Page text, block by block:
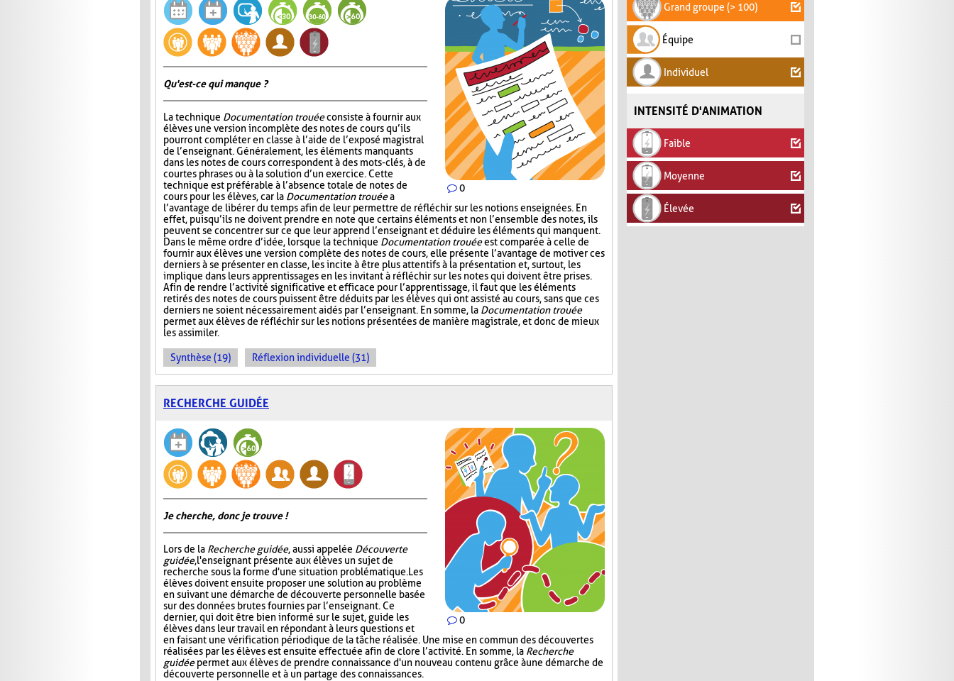
Grand groupe (> 100)
Équipe
Individuel
INTENSITÉ D'ANIMATION
Faible
Moyenne
Élevée
0
Qu'est-ce qui manque ?
La technique Documentation trouéeconsiste à fournir aux
élèves une version incomplète des notes de cours qu’ils
pourront compléter en classe à l’aide de l’exposé magistral
de l’enseignant. Généralement, les éléments manquants
dans les notes de cours correspondent à des mots-clés, à de
courtes phrases ou à la solution d’un exercice. Cette
technique est préférable à l’absence totale de notes de
cours pour les élèves, car la Documentation trouéea
l’avantage de libérer du temps afin de leur permettre de réfléchir sur les notions enseignées. En
effet, puisqu’ils ne doivent prendre en note que certains éléments et non l’ensemble des notes, ils
peuvent se concentrer sur ce que leur apprend l’enseignant et déduire les éléments qui manquent.
Dans le même ordre d’idée, lorsque la technique Documentation trouéeest comparée à celle de
fournir aux élèves une version complète des notes de cours, elle présente l’avantage de motiver ces
derniers à se présenter en classe, les incite à être plus attentifs à la présentation et, surtout, les
implique dans leurs apprentissages en les invitant à réfléchir sur les notes qui doivent être prises.
Afin de rendre l’activité significative et efficace pour l’apprentissage, il faut que les éléments
retirés des notes de cours puissent être déduits par les élèves qui ont assisté au cours, sans que ces
derniers ne soient nécessairement aidés par l’enseignant. En somme, la Documentation trouée
permet aux élèves de réfléchir sur les notions présentées de manière magistrale, et donc de mieux
les assimiler.
Synthèse (19) Réflexion individuelle (31)
RECHERCHE GUIDÉE
0
Je cherche, donc je trouve !
Lors de la Recherche guidée, aussi appelée Découverte
guidée, l'enseignant présente aux élèves un sujet de
recherche sous la forme d'une situation problématique. Les
élèves doivent ensuite proposer une solution au problème
en suivant une démarche de découverte personnelle basée
sur des données brutes fournies par l’enseignant. Ce
dernier, qui doit être bien informé sur le sujet, guide les
élèves dans leur travail en répondant à leurs questions et
en faisant une vérification périodique de la tâche réalisée. Une mise en commun des découvertes
réalisées par les élèves est ensuite effectuée afin de clore l’activité. En somme, la Recherche
guidéepermet aux élèves de prendre connaissance d'un nouveau contenu grâce à une démarche de
découverte personnelle et à un partage des connaissances.